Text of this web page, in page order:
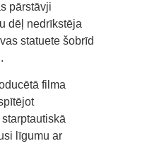
pārstāvji
dēļ nedrīkstēja
statuete šobrīd
filma
līgumu ar